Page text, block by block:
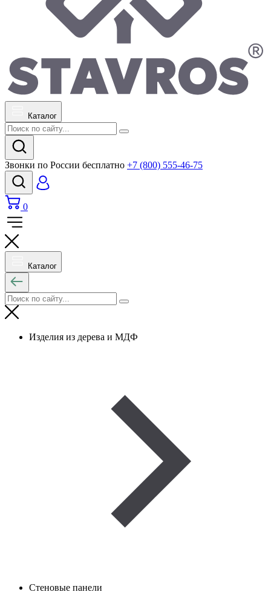
Каталог
Звонки по России бесплатно +7 (800) 555-46-75
0
Каталог
Изделия из дерева и МДФ
Стеновые панели